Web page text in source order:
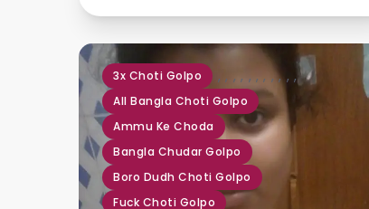
3x Choti Golpo ,
All Bangla Choti Golpo
,
Ammu Ke Choda
,
Bangla Chudar Golpo
,
Boro Dudh Choti Golpo
,
Fuck Choti Golpo
,, ,, ,,